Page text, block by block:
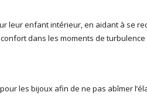
leur enfant intérieur, en aidant à se
dans les moments de
les bijoux afin de ne pas abîmer